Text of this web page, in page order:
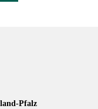
Pfalz